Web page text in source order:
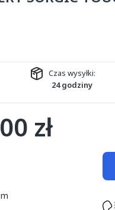
Czas wysyłki:
24 godziny
zł